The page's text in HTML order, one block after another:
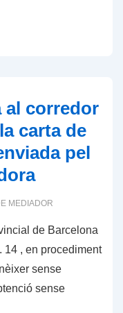
al corredor
carta de
pel
MEDIADOR
de Barcelona
14 , en procediment
sense
sense